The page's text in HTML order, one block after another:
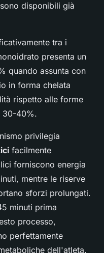
disponibili già
tra i
presenta un
quando assunta con
in forma chelata
rispetto alle forme
30-40%.
privilegia
facilmente
forniscono energia
mentre le riserve
sforzi prolungati.
minuti prima
processo,
perfettamente
dell'atleta.